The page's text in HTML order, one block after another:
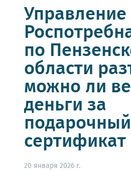
Управление
по
области
можно ли
деньги за
подарочный
сертификат
20 января 2026 г.